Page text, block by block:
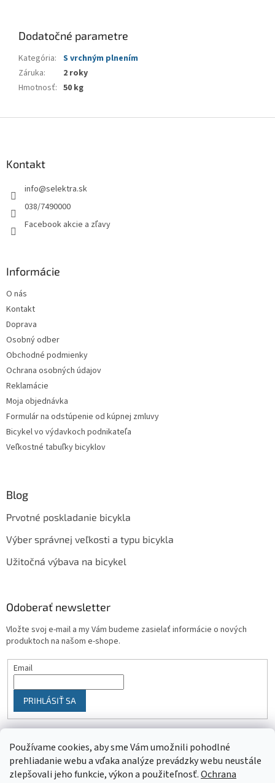
Používame cookies, aby sme Vám umožnili pohodlné
prehliadanie webu a vďaka analýze prevádzky webu neustále
zlepšovali jeho funkcie, výkon a použiteľnosť.Ochrana
Dodatočné parametre
Kategória: S vrchným plnením
Záruka:
2 roky
Hmotnosť: 50 kg
Kontakt
info@selektra.sk
038/7490000
Facebook akcie a zľavy
Informácie
O nás
Kontakt
Doprava
Osobný odber
Obchodné podmienky
Ochrana osobných údajov
Reklamácie
Moja objednávka
Formulár na odstúpenie od kúpnej zmluvy
Bicykel vo výdavkoch podnikateľa
Veľkostné tabuľky bicyklov
Blog
Prvotné poskladanie bicykla
Výber správnej veľkosti a typu bicykla
Užitočná výbava na bicykel
Odoberať newsletter
Vložte svoj e-mail a my Vám budeme zasielať informácie o nových
produktoch na našom e-shope.
Email
PRIHLÁSIŤ SA